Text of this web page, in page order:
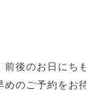
後のお日にち
のご予約をお